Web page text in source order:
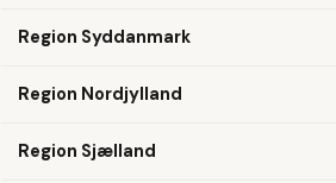
Region Syddanmark
Region Nordjylland
Region Sjælland